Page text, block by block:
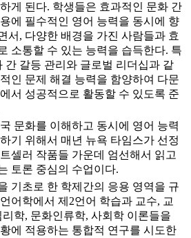
게 된다. 학생들은 효과적인 문화 간
에 필수적인 영어 능력을 동시에 향
서, 다양한 배경을 가진 사람들과 효
소통할 수 있는 능력을 습득한다. 특
간 갈등 관리와 글로벌 리더십과 같
인 문제 해결 능력을 함양하여 다문
서 성공적으로 활동할 수 있도록 준
문화를 이해하고 동시에 영어 능력
기 위해서 매년 뉴욕 타임스가 선정
셀러 작품들 가운데 엄선해서 읽고
토론 중심의 수업이다.
기초로 한 학제간의 응용 영역을 규
어학에서 제2언어 학습과 교수, 교
리학, 문화인류학, 사회학 이론들을
에 적용하는 통합적 연구를 시도한